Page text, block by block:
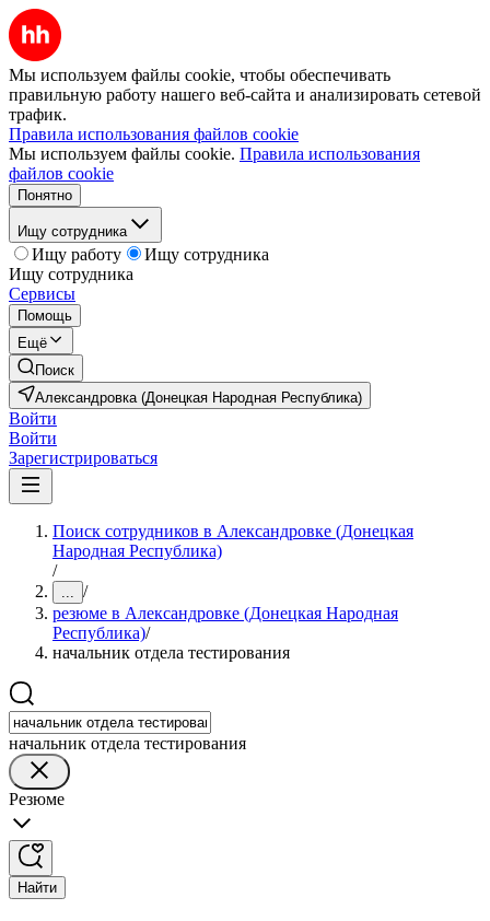
Мы используем файлы cookie, чтобы обеспечивать
правильную работу нашего веб-сайта и анализировать сетевой
трафик.
Правила использования файлов cookie
Мы используем файлы cookie. Правила использования
файлов cookie
Понятно
Ищу сотрудника
Ищу работу
Ищу сотрудника
Ищу сотрудника
Сервисы
Помощь
Ещё
Поиск
Александровка (Донецкая Народная Республика)
Войти
Войти
Зарегистрироваться
Поиск сотрудников в Александровке (Донецкая
Народная Республика)
/
... /
резюме в Александровке (Донецкая Народная
Республика)/
начальник отдела тестирования
начальник отдела тестирования
Резюме
Найти